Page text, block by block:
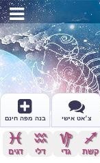
צ׳אט אישי בנה מפה חינם
l
קשת
z
גדי
x
דלי
c
דגים